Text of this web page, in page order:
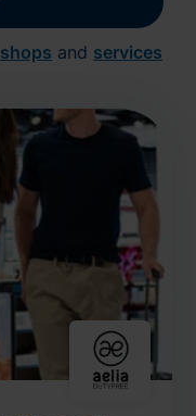
shops and services